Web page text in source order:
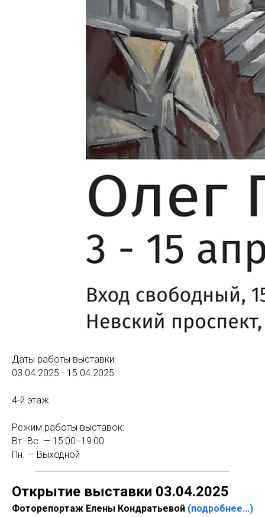
Даты работы выставки:
03.04.2025 - 15.04.2025
4-й этаж
Режим работы выставок:
Вт.-Вс. — 15:00−19:00
Пн. — Выходной
Открытие выставки 03.04.2025
Фоторепортаж Елены Кондратьевой (подробнее...)